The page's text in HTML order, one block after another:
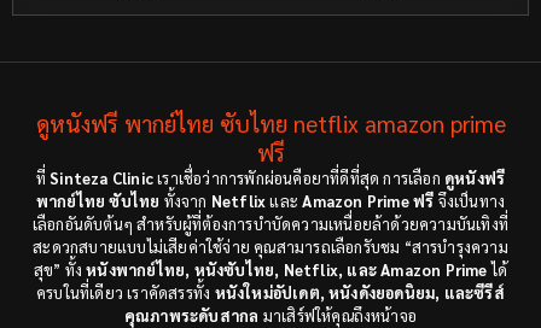
Cult Film(4)
Dance เต้น (6)
Detective สืบสวน(18)
Disaster(9)
Disney+(8)
1998
1997
1971
1962
ดูหนังฟรี พากย์ไทย ซับไทย netflix amazon prime
ฟรี
ที่Sinteza Clinicเราเชื่อว่าการพักผ่อนคือยาที่ดีที่สุด การเลือก ดูหนังฟรี
พากย์ไทย ซับไทย ทั้งจาก NetflixและAmazon Prime ฟรี จึงเป็นทาง
เลือกอันดับต้นๆ สำหรับผู้ที่ต้องการบำบัดความเหนื่อยล้าด้วยความบันเทิงที่
สะดวกสบายแบบไม่เสียค่าใช้จ่าย คุณสามารถเลือกรับชม “สารบำรุงความ
สุข” ทั้งหนังพากย์ไทย, หนังซับไทย, Netflix, และ Amazon Primeได้
ครบในที่เดียว เราคัดสรรทั้ง หนังใหม่อัปเดต, หนังดังยอดนิยม, และซีรีส์
คุณภาพระดับสากล มาเสิร์ฟให้คุณถึงหน้าจอ